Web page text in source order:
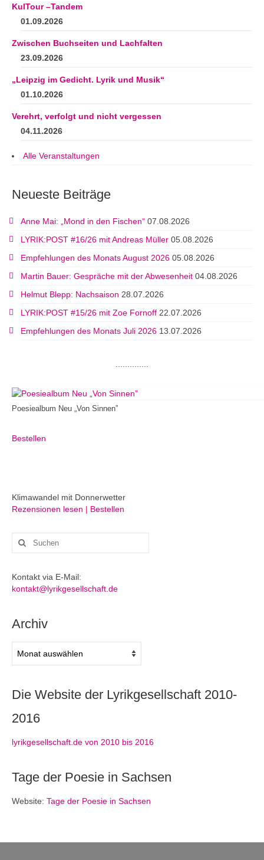
KulTour –Tandem
01.09.2026
Zwischen Buchseiten und Lachfalten
23.09.2026
„Leipzig im Gedicht. Lyrik und Musik“
01.10.2026
Verehrt, verfolgt und nicht vergessen
04.11.2026
Alle Veranstaltungen
Neueste Beiträge
Anne Mai: „Mond in den Fischen“ 07.08.2026
LYRIK:POST #16/26 mit Andreas Müller 05.08.2026
Empfehlungen des Monats August 2026 05.08.2026
Martin Bauer: Gespräche mit der Abwesenheit 04.08.2026
Helmut Blepp: Nachsaison 28.07.2026
LYRIK:POST #15/26 mit Zoe Fornoff 22.07.2026
Empfehlungen des Monats Juli 2026 13.07.2026
Poesiealbum Neu „Von Sinnen”
Bestellen
Klimawandel mit Donnerwetter
Rezensionen lesen | Bestellen
Suchen
nach:
Kontakt via E-Mail:
kontakt@lyrikgesellschaft.de
Archiv
Die Website der Lyrikgesellschaft 2010-
2016
lyrikgesellschaft.de von 2010 bis 2016
Tage der Poesie in Sachsen
Website: Tage der Poesie in Sachsen